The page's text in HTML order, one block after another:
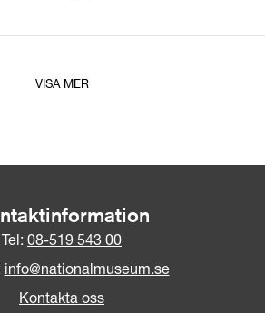
VISA MER
Tel: 08-519 543 00
info@nationalmuseum.se
Kontakta oss